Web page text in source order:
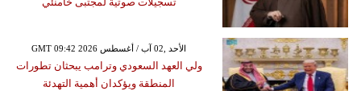
GMT 09:42 2026 الأحد ,02 آب / أغسطس
ولي العهد السعودي وترامب يبحثان تطورات
المنطقة ويؤكدان أهمية التهدئة